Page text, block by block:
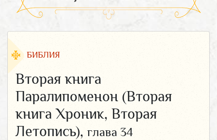
БИБЛИЯ
Вторая книга
Паралипоменон (Вторая
книга Хроник, Вторая
Летопись), глава 34